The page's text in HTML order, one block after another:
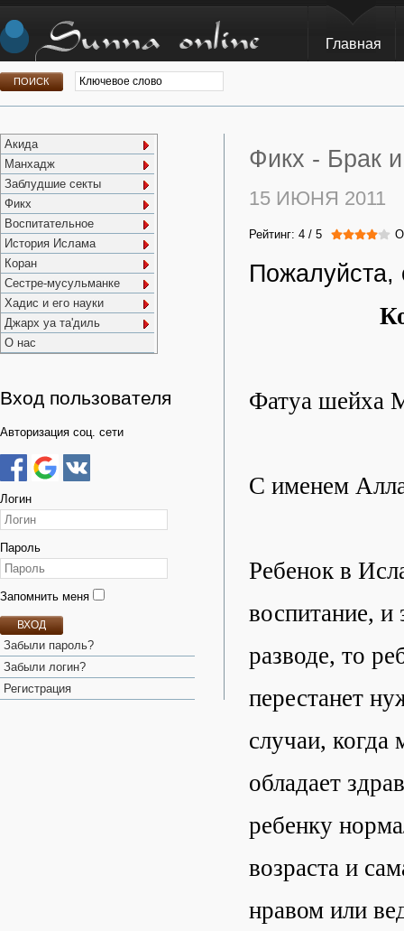
Главная
Акида
Манхадж
Заблудшие секты
Фикх
Воспитательное
История Ислама
Коран
Сестре-мусульманке
Хадис и его науки
Джарх уа та'диль
О нас
Вход пользователя
Авторизация соц. сети
Логин
Пароль
Запомнить меня
ВХОД
Забыли пароль?
Забыли логин?
Регистрация
Фикх - Брак
15 ИЮНЯ 2011
Рейтинг: 4 / 5
Пожалуйста,
Фатуа шейха
С именем
Ребенок в
воспитание, и
разводе, то
перестанет
случаи, когда
обладает
ребенку
возраста и
нравом или